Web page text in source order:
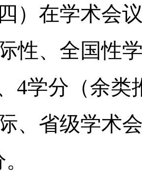
）在学术会
性、全国性
4学分（余类
、省级学术